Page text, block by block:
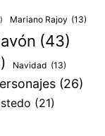
Mariano Rajoy (13)
(43)
Navidad (13)
(26)
(21)